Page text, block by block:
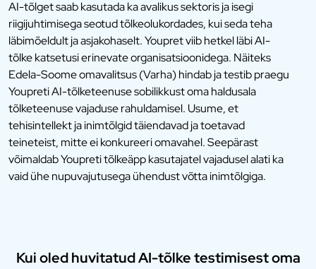
AI-tõlget saab kasutada ka avalikus sektoris ja isegi
riigijuhtimisega seotud tõlkeolukordades, kui seda teha
läbimõeldult ja asjakohaselt. Youpret viib hetkel läbi AI-
tõlke katsetusi erinevate organisatsioonidega. Näiteks
Edela-Soome omavalitsus (Varha) hindab ja testib praegu
Youpreti AI-tõlketeenuse sobilikkust oma haldusala
tõlketeenuse vajaduse rahuldamisel. Usume, et
tehisintellekt ja inimtõlgid täiendavad ja toetavad
teineteist, mitte ei konkureeri omavahel. Seepärast
võimaldab Youpreti tõlkeäpp kasutajatel vajadusel alati ka
vaid ühe nupuvajutusega ühendust võtta inimtõlgiga.
Kui oled huvitatud AI-tõlke testimisest oma